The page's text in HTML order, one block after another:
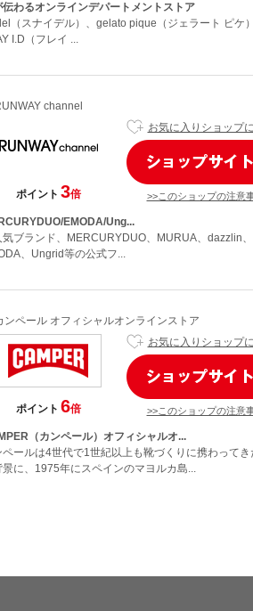
伝わるオンラインデパートメントストア
（スナイデル）、gelato pique（ジェラート ピケ）
I.D（フレイ ...
channel
ポイント 3倍
お気に入りショップ
>>このショップの注意
EMODA/Ung...
気ブランド、MERCURYDUO、MURUA、dazzlin、
、Ungrid等の公式フ...
ンペール オフィシャルオンラインストア
ポイント 6倍
お気に入りショップ
>>このショップの注意
（カンペール）オフィシャルオ...
ペールは4世代で1世紀以上も靴づくりに携わってき
景に、1975年にスペインのマヨルカ島...